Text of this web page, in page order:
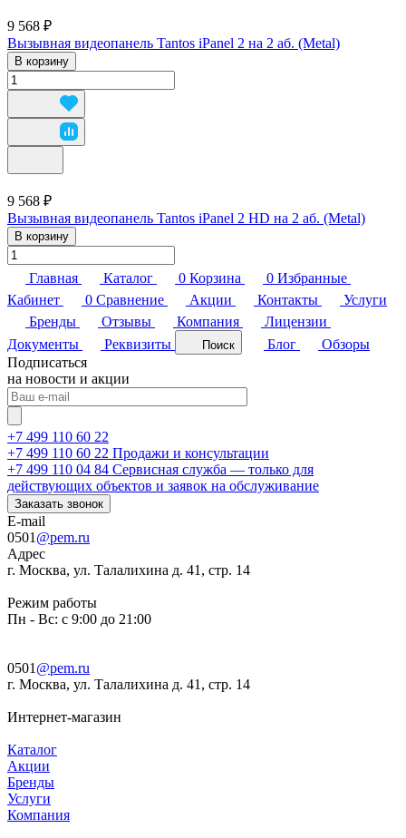
9 568 ₽
Вызывная видеопанель Tantos iPanel 2 на 2 аб. (Metal)
В корзину
9 568 ₽
Вызывная видеопанель Tantos iPanel 2 HD на 2 аб. (Metal)
В корзину
Главная Каталог 0 Корзина 0 Избранные
Кабинет
0 Сравнение Акции Контакты
Услуги
Бренды
Отзывы Компания
Лицензии
Документы
Реквизиты Поиск Блог
Обзоры
Подписаться
на новости и акции
+7 499 110 60 22
+7 499 110 60 22 Продажи и консультации
+7 499 110 04 84 Сервисная служба — только для
действующих объектов и заявок на обслуживание
Заказать звонок
E-mail
0501 @pem.ru
Адрес
г. Москва, ул. Талалихина д. 41, стр. 14
Режим работы
Пн - Вс: с 9:00 до 21:00
0501 @pem.ru
г. Москва, ул. Талалихина д. 41, стр. 14
Интернет-магазин
Каталог
Акции
Бренды
Услуги
Компания